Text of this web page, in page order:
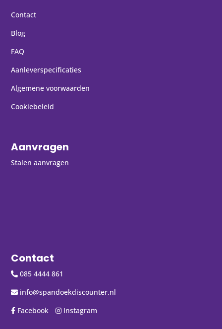
Contact
Blog
FAQ
Aanleverspecificaties
Algemene voorwaarden
Cookiebeleid
Aanvragen
Stalen aanvragen
Contact
085 4444 861
info@spandoekdiscounter.nl
Facebook
Instagram